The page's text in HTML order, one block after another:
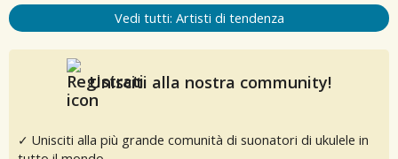
Vedi tutti: Artisti di tendenza
Unisciti alla nostra community!
✓ Unisciti alla più grande comunità di suonatori di ukulele in